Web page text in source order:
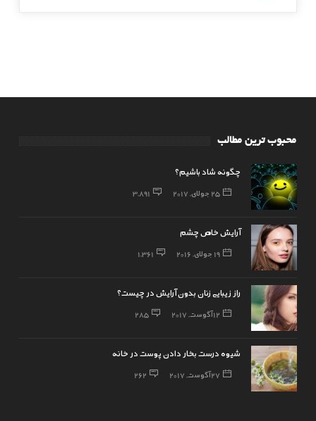
محبوب ترین مطالب
چگونه شاد باشیم؟
25 جولای, 2017 3,891
آرایش خاص چشم
19 جولای, 2016 1,361
راز زیبایی زنان بدون آرایش در چیست؟
12 آگوست, 2017 285
شیوه درست بخار دادن پوست در خانه
27 آگوست, 2017 262